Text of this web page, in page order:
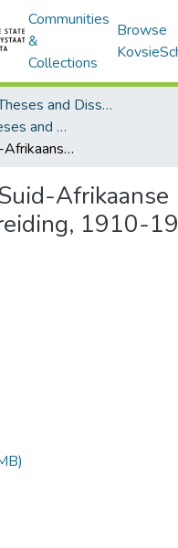
Communities
&
Collections
Browse
Electronic Theses and Dissertations
All Electronic Theses and Dissertations
Pogings tot Suid-Afrikaanse gebiedsuitbreiding, 1910-1924
Afrikaanse
1910-